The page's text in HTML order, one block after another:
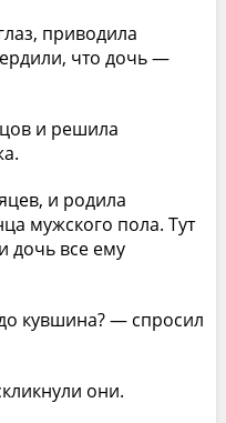
приводила
что дочь —
и решила
и родила
мужского пола. Тут
дочь все ему
кувшина? — спросил
они.